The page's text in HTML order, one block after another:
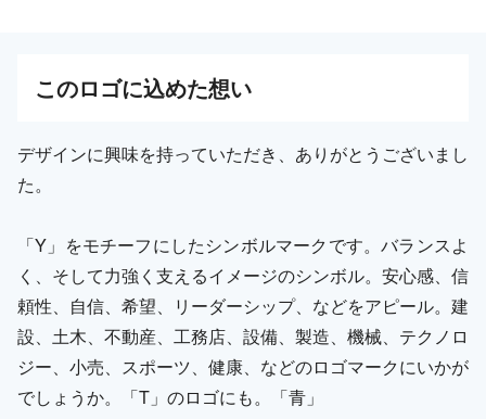
このロゴに込めた想い
デザインに興味を持っていただき、ありがとうございまし
た。
「Y」をモチーフにしたシンボルマークです。バランスよ
く、そして力強く支えるイメージのシンボル。安心感、信
頼性、自信、希望、リーダーシップ、などをアピール。建
設、土木、不動産、工務店、設備、製造、機械、テクノロ
ジー、小売、スポーツ、健康、などのロゴマークにいかが
でしょうか。「T」のロゴにも。「青」